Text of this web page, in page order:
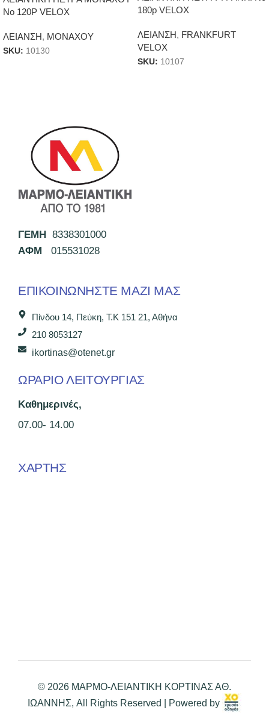
Νο 120P VELOX
ΛΕΙΑΝΣΗ, ΜΟΝΑΧΟΥ
SKU: 10130
180p VELOX
ΛΕΙΑΝΣΗ, FRANKFURT
VELOX
SKU: 10107
ΓΕΜΗ 8338301000
ΑΦΜ 015531028
ΕΠΙΚΟΙΝΩΝΉΣΤΕ ΜΑΖΊ ΜΑΣ
Πίνδου 14, Πεύκη, Τ.Κ 151 21, Αθήνα
210 8053127
ikortinas@otenet.gr
ΩΡΑΡΙΟ ΛΕΙΤΟΥΡΓΙΑΣ
Καθημερινές,
07.00- 14.00
ΧΑΡΤΗΣ
© 2026 ΜΑΡΜΟ-ΛΕΙΑΝΤΙΚΗ ΚΟΡΤΙΝΑΣ ΑΘ.
ΙΩΑΝΝΗΣ, All Rights Reserved | Powered by